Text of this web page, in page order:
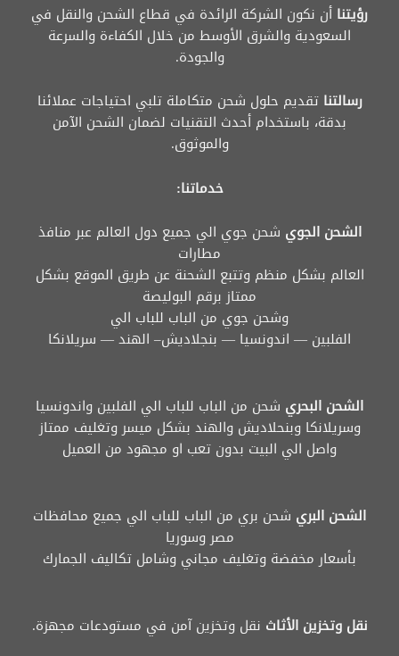
رؤيتنا أن نكون الشركة الرائدة في قطاع الشحن والنقل في
السعودية والشرق الأوسط من خلال الكفاءة والسرعة
والجودة.
رسالتنا تقديم حلول شحن متكاملة تلبي احتياجات عملائنا
بدقة، باستخدام أحدث التقنيات لضمان الشحن الآمن
والموثوق.
خدماتنا:
الشحن الجوي شحن جوي الي جميع دول العالم عبر منافذ
مطارات
العالم بشكل منظم وتتبع الشحنة عن طريق الموقع بشكل
ممتاز برقم البوليصة
وشحن جوي من الباب للباب الي
الفلبين — اندونسيا — بنجلاديش– الهند — سريلانكا
الشحن البحري شحن من الباب للباب الي الفلبين واندونسيا
وسريلانكا وبنحلاديش والهند بشكل ميسر وتغليف ممتاز
واصل الي البيت بدون تعب او مجهود من العميل
الشحن البري شحن بري من الباب للباب الي جميع محافظات
مصر وسوريا
بأسعار مخفضة وتغليف مجاني وشامل تكاليف الجمارك
نقل وتخزين الأثاث نقل وتخزين آمن في مستودعات مجهزة.